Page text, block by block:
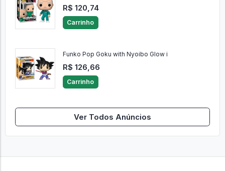
R$ 120,74
Carrinho
Funko Pop Goku with Nyoibo Glow i
R$ 126,66
Carrinho
Ver Todos Anúncios